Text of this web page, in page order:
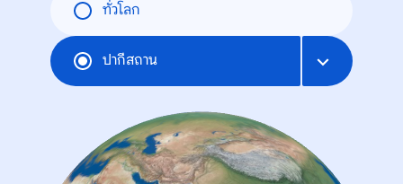
ทั่วโลก
ปากีสถาน